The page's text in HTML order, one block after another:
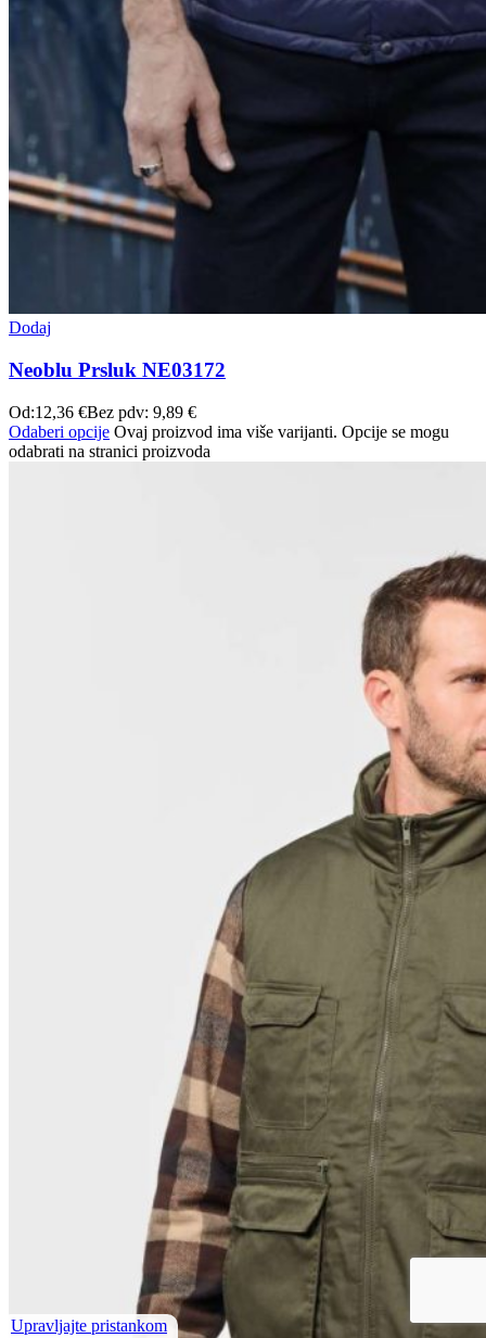
Dodaj
Neoblu Prsluk NE03172
Od:12,36 €Bez pdv: 9,89 €
Odaberi opcije Ovaj proizvod ima više varijanti. Opcije se mogu
odabrati na stranici proizvoda
Upravljajte pristankom